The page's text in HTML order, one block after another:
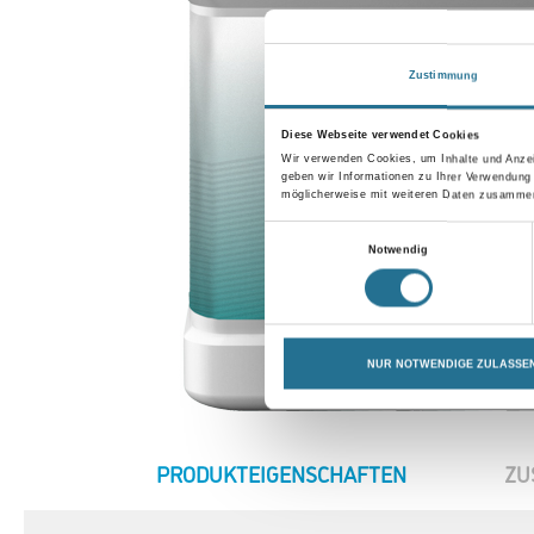
Zustimmung
Diese Webseite verwendet Cookies
Wir verwenden Cookies, um Inhalte und
geben wir Informationen zu Ihrer
möglicherweise mit weiteren Daten
Notwendig
NUR NOTWENDIGE
CURRENT
PRODUKTEIGENSCHAFTEN